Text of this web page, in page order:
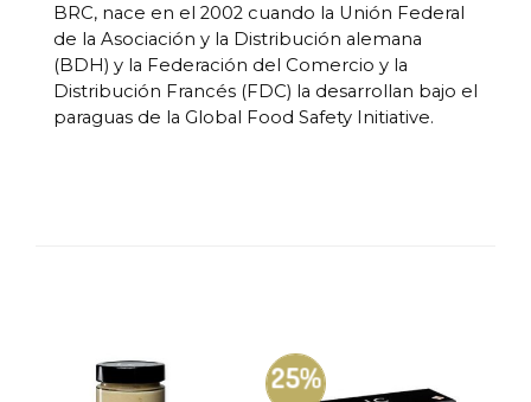
BRC, nace en el 2002 cuando la Unión Federal
de la Asociación y la Distribución alemana
(BDH) y la Federación del Comercio y la
Distribución Francés (FDC) la desarrollan bajo el
paraguas de la Global Food Safety Initiative.
25%